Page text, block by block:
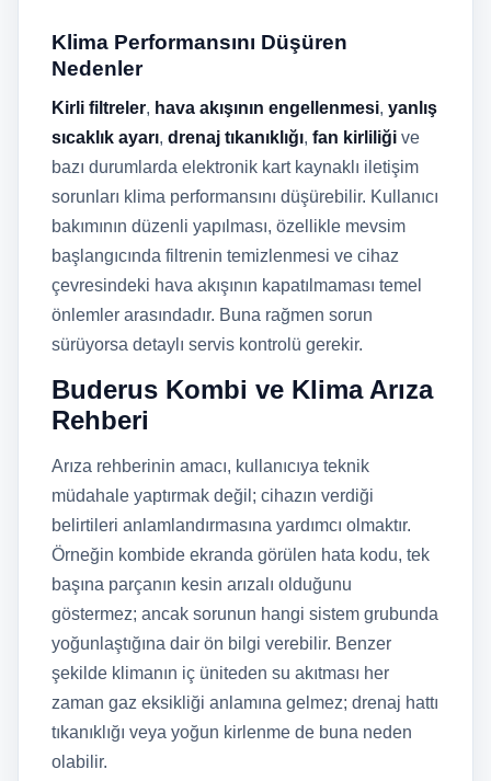
Klima Performansını Düşüren
Nedenler
Kirli filtreler, hava akışının engellenmesi, yanlış
sıcaklık ayarı, drenaj tıkanıklığı, fan kirliliği ve
bazı durumlarda elektronik kart kaynaklı iletişim
sorunları klima performansını düşürebilir. Kullanıcı
bakımının düzenli yapılması, özellikle mevsim
başlangıcında filtrenin temizlenmesi ve cihaz
çevresindeki hava akışının kapatılmaması temel
önlemler arasındadır. Buna rağmen sorun
sürüyorsa detaylı servis kontrolü gerekir.
Buderus Kombi ve Klima Arıza
Rehberi
Arıza rehberinin amacı, kullanıcıya teknik
müdahale yaptırmak değil; cihazın verdiği
belirtileri anlamlandırmasına yardımcı olmaktır.
Örneğin kombide ekranda görülen hata kodu, tek
başına parçanın kesin arızalı olduğunu
göstermez; ancak sorunun hangi sistem grubunda
yoğunlaştığına dair ön bilgi verebilir. Benzer
şekilde klimanın iç üniteden su akıtması her
zaman gaz eksikliği anlamına gelmez; drenaj hattı
tıkanıklığı veya yoğun kirlenme de buna neden
olabilir.